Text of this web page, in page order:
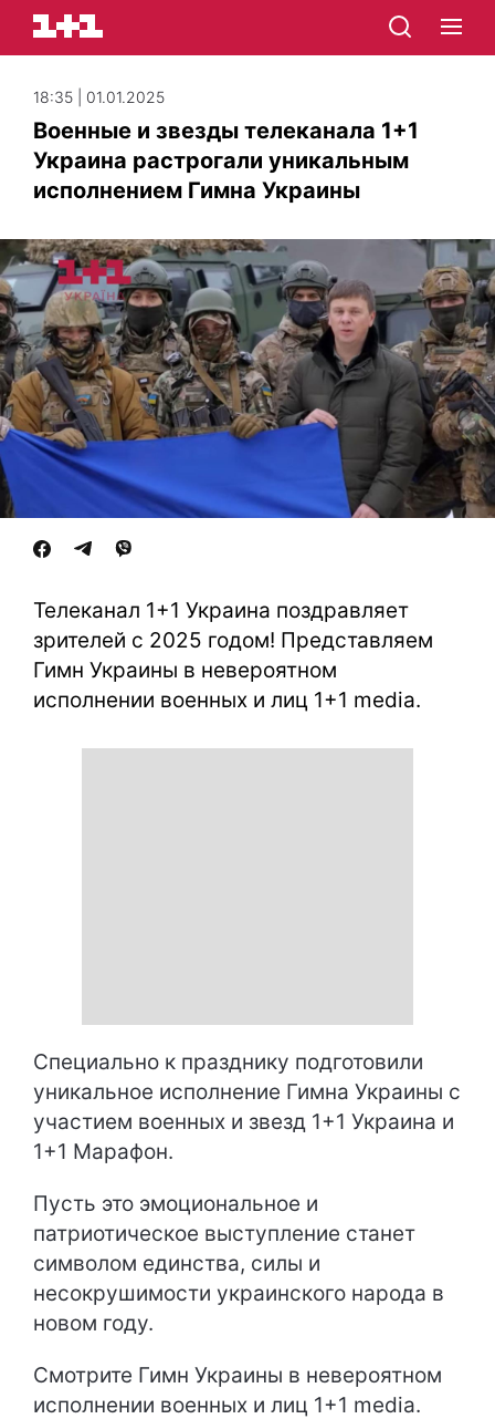
18:35 | 01.01.2025
Военные и звезды телеканала 1+1
Украина растрогали уникальным
исполнением Гимна Украины
Телеканал 1+1 Украина поздравляет
зрителей с 2025 годом! Представляем
Гимн Украины в невероятном
исполнении военных и лиц 1+1 media.
Специально к празднику подготовили
уникальное исполнение Гимна Украины с
участием военных и звезд 1+1 Украина и
1+1 Марафон.
Пусть это эмоциональное и
патриотическое выступление станет
символом единства, силы и
несокрушимости украинского народа в
новом году.
Смотрите Гимн Украины в невероятном
исполнении военных и лиц 1+1 media.